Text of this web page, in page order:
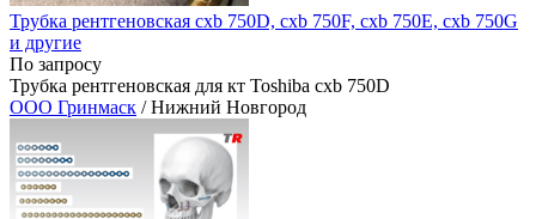
Трубка рентгеновская сxb 750D, сxb 750F, сxb 750E, сxb 750G
и другие
По запросу
Трубка рентгеновская для кт Toshiba сxb 750D
ООО Гринмаск / Нижний Новгород